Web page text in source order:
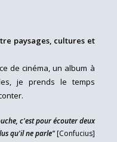
paysages, cultures et
de cinéma, un album à
je prends le temps
c'est pour écouter deux
qu'il ne parle"[Confucius]